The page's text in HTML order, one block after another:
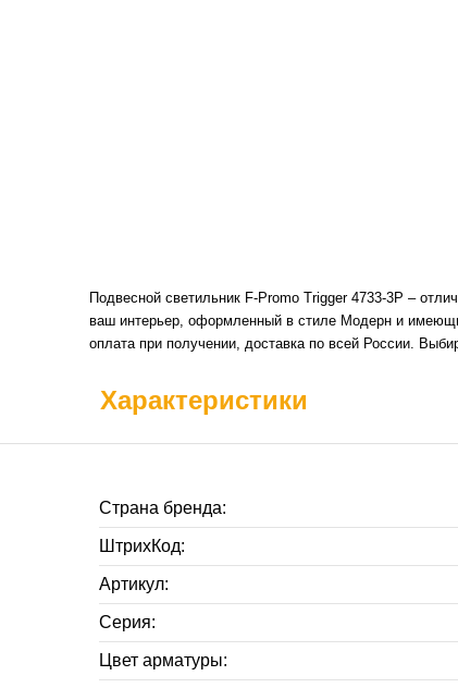
Подвесной светильник F-Promo Trigger 4733-3P –
ваш интерьер, оформленный в стиле Модерн и
оплата при получении, доставка по всей России.
Характеристики
Страна бренда:
ШтрихКод:
Артикул:
Серия:
Цвет арматуры: